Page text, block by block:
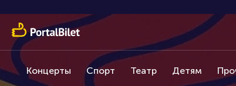
Концерты Спорт Театр Детям